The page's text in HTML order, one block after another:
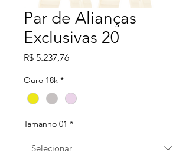
Par de Alianças
Exclusivas 20
R$ 5.237,76Preço
Ouro 18k *
Tamanho 01 *